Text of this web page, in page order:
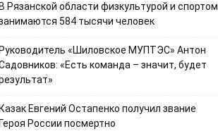
В Рязанской области физкультурой и спортом
584 тысячи человек
Руководитель «Шиловское МУПТЭС» Антон
«Есть команда – значит, будет
Казак Евгений Остапенко получил звание
Героя России посмертно